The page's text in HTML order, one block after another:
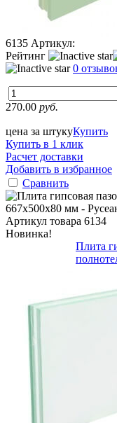
6135 Артикул:
Рейтинг
0
270.00 руб.
цена за штукуКупить
Купить в 1 клик
Расчет доставки
Добавить в избранное
Сравнить
Артикул товара 6134
Новинка!
Плита